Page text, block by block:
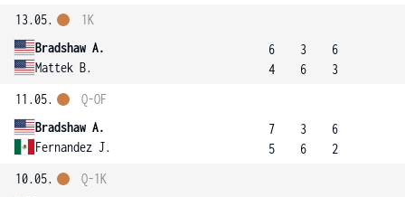
13.05.
Bradshaw A.
Mattek B.
1K
6
4
3
6
6
3
11.05.
Bradshaw A.
Fernandez J.
Q-OF
7
5
3
6
6
2
10.05.
Q-1K